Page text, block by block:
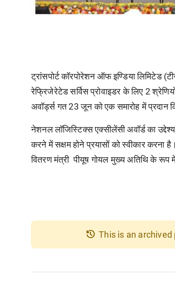
ट्रांसपोर्ट कॉरपोरेशन ऑफ इण्डिया लिमिटेड
रेफ्रिजेरेटेड सर्विस प्रोवाइडर के लिए 2
अवॉर्ड्स गत 23 जून को एक समारोह में प्रदान
नेशनल लॉजिस्टिक्स एक्सीलेंसी अवॉर्ड का
करने में सक्षम होने प्रयासों को स्वीकार करना
वितरण मंत्री पीयूष गोयल मुख्य अतिथि के रूप
history This is an